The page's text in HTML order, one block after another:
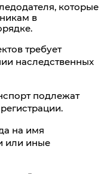
которые
в
требует
наследственных
подлежат
на имя
или иные